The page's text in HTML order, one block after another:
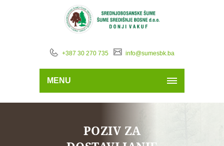
+387 30 270 735 info@sumesbk.ba
MENU
POZIV ZA